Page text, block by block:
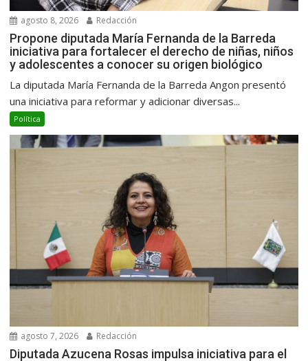
agosto 8, 2026 Redacción
Propone diputada María Fernanda de la Barreda
iniciativa para fortalecer el derecho de niñas, niños
y adolescentes a conocer su origen biológico
La diputada María Fernanda de la Barreda Angon presentó
una iniciativa para reformar y adicionar diversas...
Política
agosto 7, 2026 Redacción
Diputada Azucena Rosas impulsa iniciativa para el